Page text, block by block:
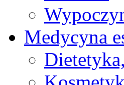
Medycyna